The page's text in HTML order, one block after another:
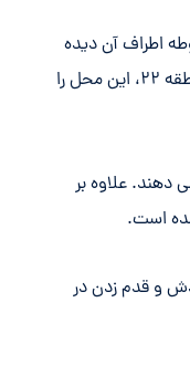
اطراف آن دیده
می شود. طبیعت زیبای این بوستان و آب و هوای دلچسب آن موجب شده است تا بسیاری از ساکنین منطقه ۲۲، این محل را
دهند. علاوه بر
شده است.
و قدم زدن در